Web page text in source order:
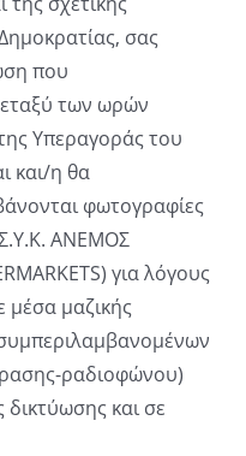
σας
που
των ωρών
Υπεραγοράς του
και/η θα
φωτογραφίες
Σ.Υ.Κ. ΑΝΕΜΟΣ
για λόγους
μαζικής
ραδιοφώνου)
δικτύωσης και σε